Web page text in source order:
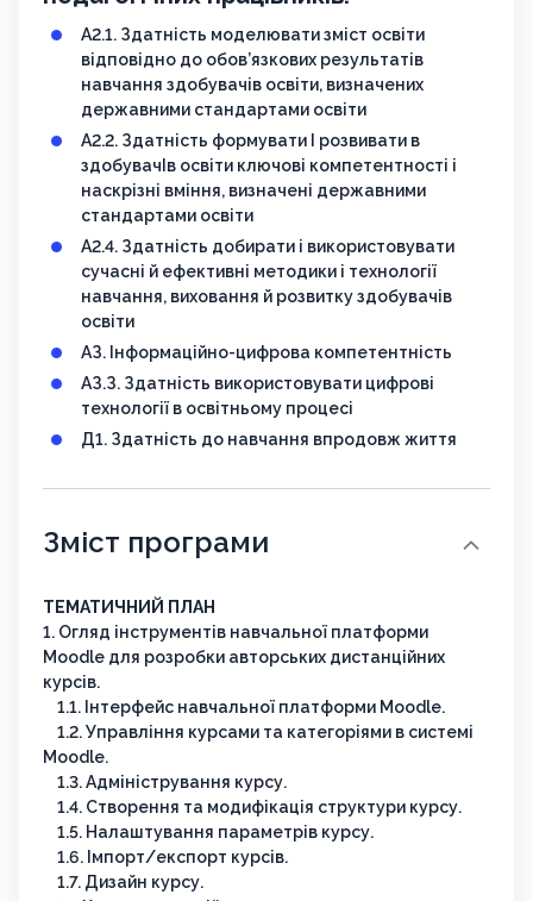
А2.1. Здатність моделювати зміст освіти
відповідно до обов’язкових результатів
навчання здобувачів освіти, визначених
державними стандартами освіти
А2.2. Здатність формувати І розвивати в
здобувачІв освіти ключові компетентності і
наскрізні вміння, визначені державними
стандартами освіти
А2.4. Здатність добирати і використовувати
сучасні й ефективні методики і технології
навчання, виховання й розвитку здобувачів
освіти
АЗ. Інформаційно-цифрова компетентність
АЗ.З. Здатність використовувати цифрові
технології в освітньому процесі
Д1. Здатність до навчання впродовж життя
Зміст програми
ТЕМАТИЧНИЙ ПЛАН
1. Огляд інструментів навчальної платформи
Moodle для розробки авторських дистанційних
курсів.
1.1. Інтерфейс навчальної платформи Moodle.
1.2. Управління курсами та категоріями в системі
Moodle.
1.3. Адміністрування курсу.
1.4. Створення та модифікація структури курсу.
1.5. Налаштування параметрів курсу.
1.6. Імпорт/експорт курсів.
1.7. Дизайн курсу.